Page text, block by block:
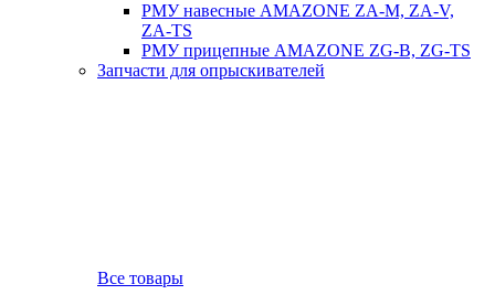
РМУ навесные AMAZONE ZA-M, ZA-V,
ZA-TS
РМУ прицепные AMAZONE ZG-B, ZG-TS
Запчасти для опрыскивателей
Все товары